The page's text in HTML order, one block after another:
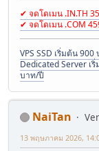
✔ จดโดเมน .IN.TH
✔ จดโดเมน .COM
VPS SSD เริ่มต้น
Dedicated Server เ
บาท/ปี
NaiTan
13 พฤษภาคม 2026,